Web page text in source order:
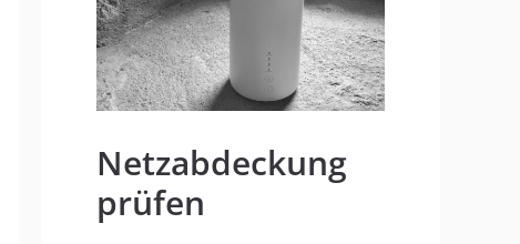
Netzabdeckung
prüfen